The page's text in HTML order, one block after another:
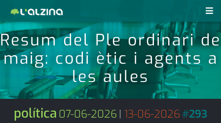
notícies
últimes notícies
activitats
agenda
revistes pdf
anunciants
subscripció
Resum del Ple ordinari de
maig: codi ètic i agents a
les aules
política 07-06-2026 | 13-06-2026#293